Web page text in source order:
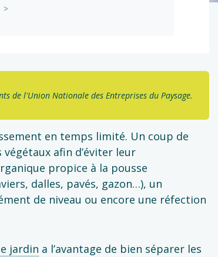
>
de l'Union Nationale des Entreprises du Paysage.
en temps limité. Un coup de
afin d’éviter leur
propice à la pousse
dalles, pavés, gazon…), un
de niveau ou encore une réfection
jardin a l’avantage de bien séparer les